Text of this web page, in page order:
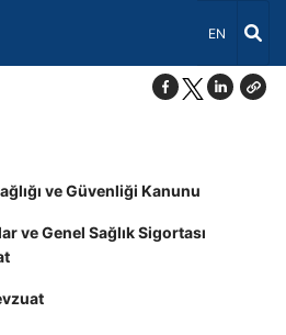
Dil Seçiniz
EN
ve Güvenliği Kanunu
ve Genel Sağlık Sigortası